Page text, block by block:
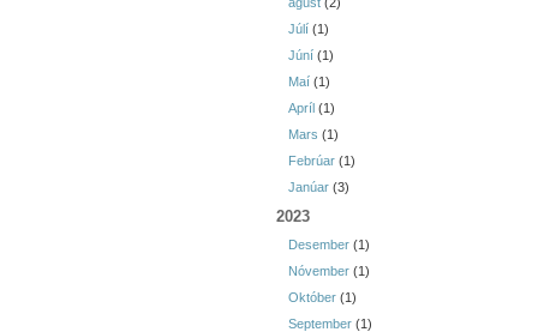
Júlí (1)
Júní (1)
Maí (1)
Apríl (1)
Mars (1)
Febrúar (1)
Janúar (3)
2023
Desember (1)
Nóvember (1)
Október (1)
September (1)